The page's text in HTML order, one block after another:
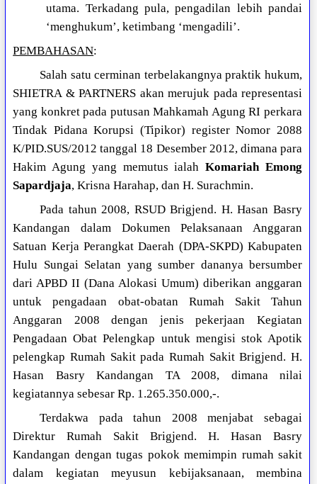
utama. Terkadang pula, pengadilan lebih pandai
‘menghukum’, ketimbang ‘mengadili’.
PEMBAHASAN:
Salah satu cerminan terbelakangnya praktik hukum,
SHIETRA & PARTNERS akan merujuk pada representasi
yang konkret pada putusan Mahkamah Agung RI perkara
Tindak Pidana Korupsi (Tipikor) register Nomor 2088
K/PID.SUS/2012 tanggal 18 Desember 2012, dimana para
Hakim Agung yang memutus ialahKomariah Emong
Sapardjaja, Krisna Harahap, dan H. Surachmin.
Pada tahun 2008, RSUD Brigjend. H. Hasan Basry
Kandangan dalam Dokumen Pelaksanaan Anggaran
Satuan Kerja Perangkat Daerah (DPA-SKPD) Kabupaten
Hulu Sungai Selatan yang sumber dananya bersumber
dari APBD II (Dana Alokasi Umum) diberikan anggaran
untuk pengadaan obat-obatan Rumah Sakit Tahun
Anggaran 2008 dengan jenis pekerjaan Kegiatan
Pengadaan Obat Pelengkap untuk mengisi stok Apotik
pelengkap Rumah Sakit pada Rumah Sakit Brigjend. H.
Hasan Basry Kandangan TA 2008, dimana nilai
kegiatannya sebesar Rp. 1.265.350.000,-.
Terdakwa pada tahun 2008 menjabat sebagai
Direktur Rumah Sakit Brigjend. H. Hasan Basry
Kandangan dengan tugas pokok memimpin rumah sakit
dalam kegiatan meyusun kebijaksanaan, membina